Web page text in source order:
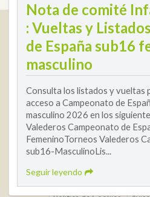
Nota de comité
: Vueltas y
de España sub16
masculino
Consulta los listados y vueltas
acceso a Campeonato de
masculino 2026 en los
Valederos Campeonato de
FemeninoTorneos Valederos
sub16-MasculinoLis...
Seguir leyendo
Real Federación
Calle Enlace, 9. 29016
CIF:
info@rfga.org
2026 © Real Federación Andaluza de